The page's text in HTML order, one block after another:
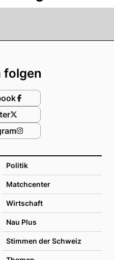
Politik
Matchcenter
Wirtschaft
Nau Plus
Stimmen der Schweiz
folgen